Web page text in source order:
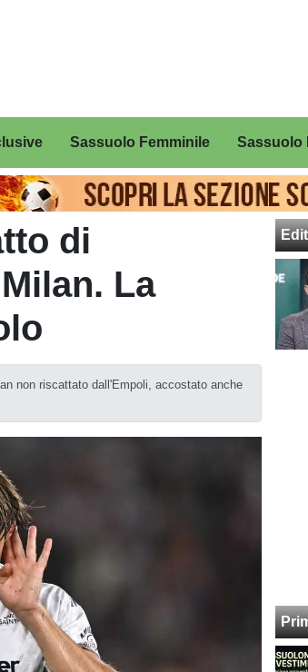
Sassuolo Femminile Sassuolo
di
La
non riscattato dall'Empoli, accostato anche